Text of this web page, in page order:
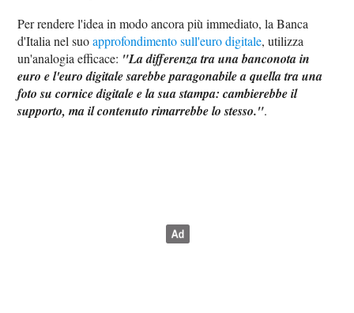
Per rendere l'idea in modo ancora più immediato, la Banca
d'Italia nel suoapprofondimento sull'euro digitale, utilizza
un'analogia efficace: "La differenza tra una banconota in
euro e l'euro digitale sarebbe paragonabile a quella tra una
foto su cornice digitale e la sua stampa: cambierebbe il
supporto, ma il contenuto rimarrebbe lo stesso.".